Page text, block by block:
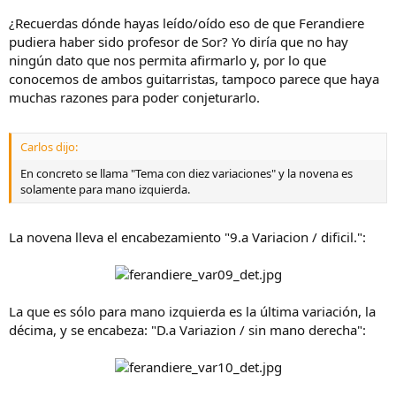
¿Recuerdas dónde hayas leído/oído eso de que Ferandiere
pudiera haber sido profesor de Sor? Yo diría que no hay
ningún dato que nos permita afirmarlo y, por lo que
conocemos de ambos guitarristas, tampoco parece que haya
muchas razones para poder conjeturarlo.
Carlos dijo:
En concreto se llama "Tema con diez variaciones" y la novena es
solamente para mano izquierda.
La novena lleva el encabezamiento "9.a Variacion / dificil.":
La que es sólo para mano izquierda es la última variación, la
décima, y se encabeza: "D.a Variazion / sin mano derecha":